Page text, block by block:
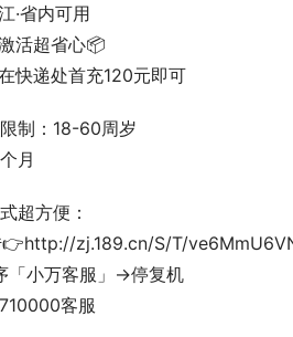
·省内可用
活超省心📦
快递处首充120元即可
制：18-60周岁
月
超方便：
👉http://zj.189.cn/S/T/
「小万客服」→停复机
客服